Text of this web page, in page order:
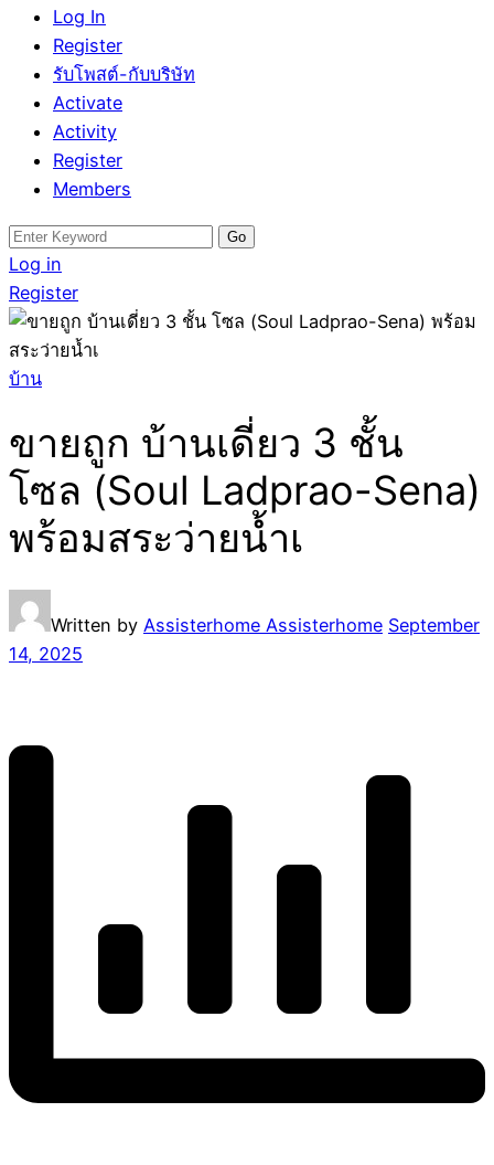
Log In
Register
รับโพสต์-กับบริษัท
Activate
Activity
Register
Members
Search
for:
Log in
Register
บ้าน
ขายถูก บ้านเดี่ยว 3 ชั้น
โซล (Soul Ladprao-Sena)
พร้อมสระว่ายน้ำเ
Written by Assisterhome Assisterhome September
14, 2025